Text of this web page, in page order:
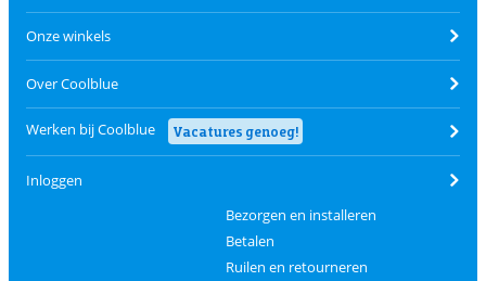
Onze winkels
Over Coolblue
Werken bij Coolblue Vacatures genoeg!
Inloggen
Bezorgen en installeren
Betalen
Ruilen en retourneren